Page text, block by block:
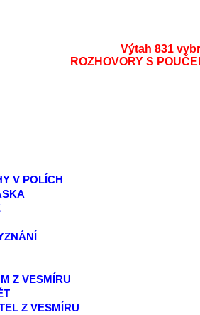
Výtah 831
ROZHOVORY S
V POLÍCH
Z VESMÍRU
Z VESMÍRU